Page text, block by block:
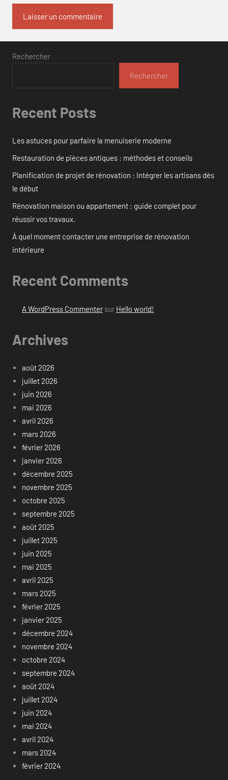
Rechercher
Rechercher
Recent Posts
Les astuces pour parfaire la menuiserie moderne
Restauration de pièces antiques : méthodes et conseils
Planification de projet de rénovation : Intégrer les artisans dès
le début
Rénovation maison ou appartement : guide complet pour
réussir vos travaux.
À quel moment contacter une entreprise de rénovation
intérieure
Recent Comments
A WordPress Commentersur Hello world!
Archives
août 2026
juillet 2026
juin 2026
mai 2026
avril 2026
mars 2026
février 2026
janvier 2026
décembre 2025
novembre 2025
octobre 2025
septembre 2025
août 2025
juillet 2025
juin 2025
mai 2025
avril 2025
mars 2025
février 2025
janvier 2025
décembre 2024
novembre 2024
octobre 2024
septembre 2024
août 2024
juillet 2024
juin 2024
mai 2024
avril 2024
mars 2024
février 2024